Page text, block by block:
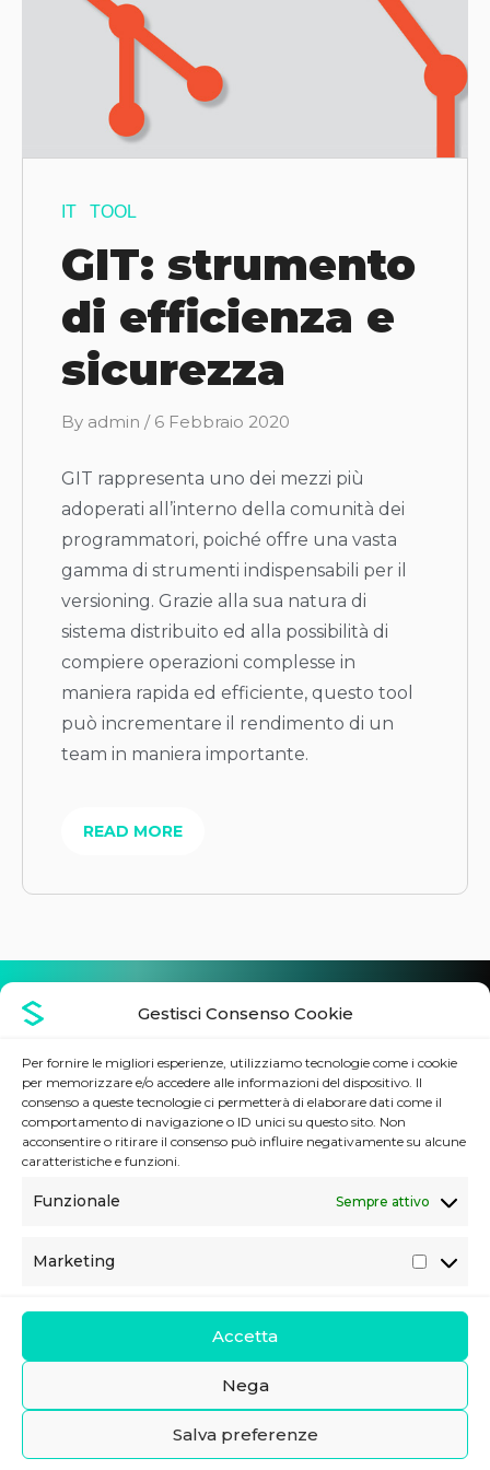
Gestisci Consenso Cookie
Per fornire le migliori esperienze, utilizziamo tecnologie come i cookie
per memorizzare e/o accedere alle informazioni del dispositivo. Il
consenso a queste tecnologie ci permetterà di elaborare dati come il
comportamento di navigazione o ID unici su questo sito. Non
acconsentire o ritirare il consenso può influire negativamente su alcune
caratteristiche e funzioni.
Funzionale Sempre attivo
Marketing
t
n
Accetta
Nega
Salva preferenze
IT TOOL
GIT: strumento
di efficienza e
sicurezza
B
By admin / 6 Febbraio 2020
GIT rappresenta uno dei mezzi più
adoperati all’interno della comunità dei
programmatori, poiché offre una vasta
gamma di strumenti indispensabili per il
versioning. Grazie alla sua natura di
sistema distribuito ed alla possibilità di
compiere operazioni complesse in
maniera rapida ed efficiente, questo tool
può incrementare il rendimento di un
team in maniera importante.
READ MORE
DOVE PUOI TROVARCI
Sede legale
Via Imperatore Federico, 24
90143 Palermo (PA), Italia
StdOut s.r.l unipersonale, CF/P.Iva IT06730610828, REA PA-411498 -
Privacy Policy